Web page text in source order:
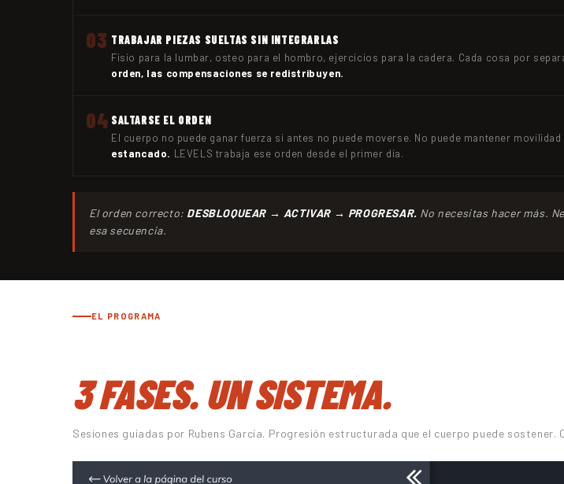
03 TRABAJAR PIEZAS SUELTAS SIN INTEGRARLAS
Fisio para la lumbar, osteo para el hombro, ejercicios para la cadera. Cada cosa por
orden, las compensaciones se redistribuyen.
04 SALTARSE EL ORDEN
El cuerpo no puede ganar fuerza si antes no puede moverse. No puede mantener
estancado. LEVELS trabaja ese orden desde el primer día.
El orden correcto: DESBLOQUEAR → ACTIVAR → PROGRESAR. No necesitas hacer más.
esa secuencia.
EL PROGRAMA
3 FASES. UN SISTEMA.
Sesiones guiadas por Rubens García. Progresión estructurada que el cuerpo puede